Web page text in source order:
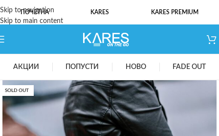
Skip to navigation
Skip to main content
ПОЧЕТНА KARES KARES PREMIUM
АКЦИИ ПОПУСТИ НОВО FADE OUT
SOLD OUT